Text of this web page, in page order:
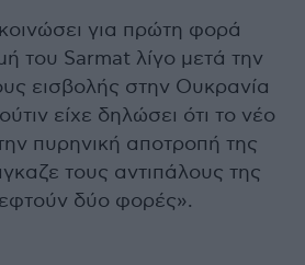
για πρώτη φορά
του Sarmat λίγο μετά την
εισβολής στην Ουκρανία
είχε δηλώσει ότι το νέο
πυρηνική αποτροπή της
τους αντιπάλους της
δύο φορές».